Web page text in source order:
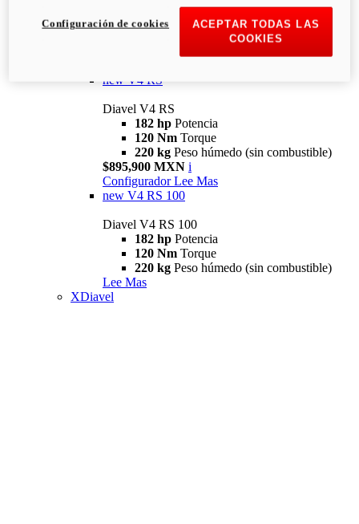
126 NmTorque
223 kg
PESO HÚMEDO SIN
new V4 RS
Diavel V4 RS
182 hp Potencia
120 Nm Torque
220 kg Peso húmedo (sin combustible)
$895,900 MXN i
Configurador Lee Mas
new V4 RS 100
Diavel V4 RS 100
182 hp Potencia
120 Nm Torque
220 kg Peso húmedo (sin combustible)
Lee Mas
XDiavel
ACEPTAR TODAS LAS
COOKIES
Configuración de cookies